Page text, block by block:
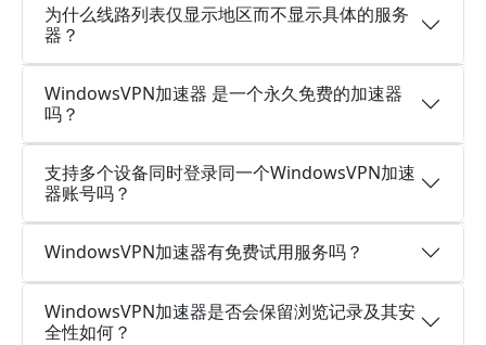
为什么线路列表仅显示地区而不显示具体的服务
器？
WindowsVPN加速器 是一个永久免费的加速器
吗？
支持多个设备同时登录同一个WindowsVPN加速
器账号吗？
WindowsVPN加速器有免费试用服务吗？
WindowsVPN加速器是否会保留浏览记录及其安
全性如何？